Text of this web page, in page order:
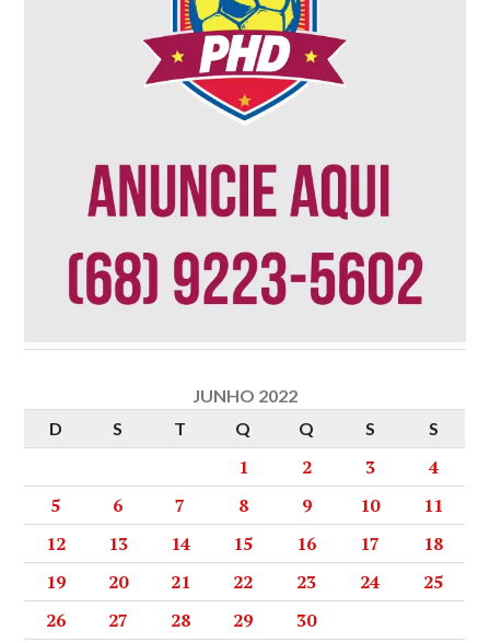
JUNHO 2022
D
S T Q Q S S
1 2 3
4
5
6 7 8 9 10
11
12
13 14 15 16 17
18
19
20 21 22 23 24
25
26
27 28 29 30